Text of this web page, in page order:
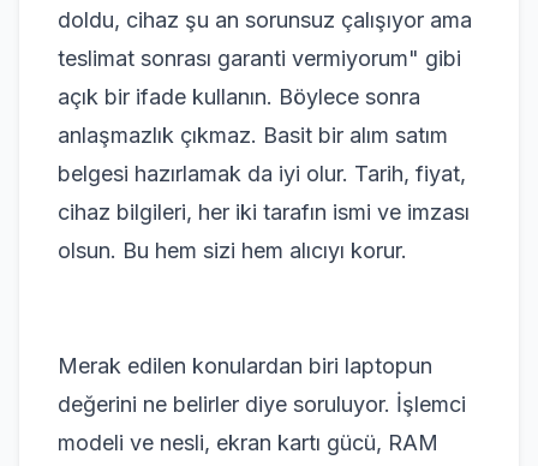
doldu, cihaz şu an sorunsuz çalışıyor ama
teslimat sonrası garanti vermiyorum" gibi
açık bir ifade kullanın. Böylece sonra
anlaşmazlık çıkmaz. Basit bir alım satım
belgesi hazırlamak da iyi olur. Tarih, fiyat,
cihaz bilgileri, her iki tarafın ismi ve imzası
olsun. Bu hem sizi hem alıcıyı korur.
Merak edilen konulardan biri laptopun
değerini ne belirler diye soruluyor. İşlemci
modeli ve nesli, ekran kartı gücü, RAM